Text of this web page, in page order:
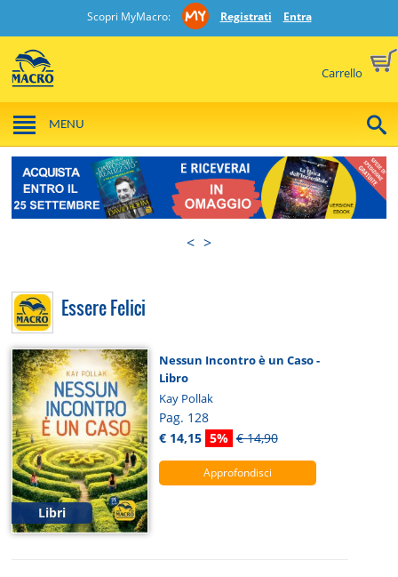
Scopri MyMacro: Registrati Entra
Carrello
MENU
< >
Essere Felici
Libri
Nessun Incontro è un Caso -
Libro
Kay Pollak
Pag. 128
€ 14,15 5% € 14,90
Approfondisci